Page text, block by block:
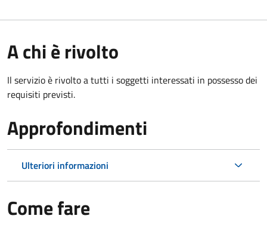
A chi è rivolto
Il servizio è rivolto a tutti i soggetti interessati in possesso dei
requisiti previsti.
Approfondimenti
Ulteriori informazioni
Come fare